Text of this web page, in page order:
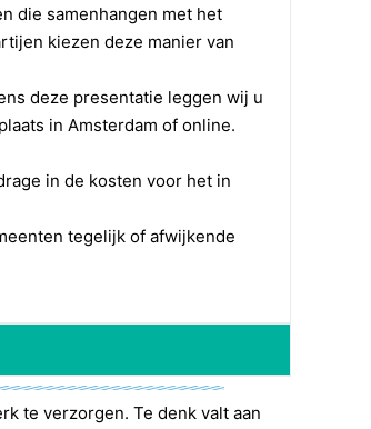
X X X
X X X
X X X
X X X
die samenhangen met het
kiezen deze manier van
deze presentatie leggen wij u
in Amsterdam of online.
in de kosten voor het in
tegelijk of afwijkende
te verzorgen. Te denk valt aan